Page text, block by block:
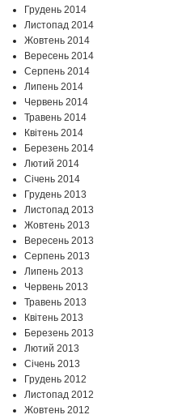
Грудень 2014
Листопад 2014
Жовтень 2014
Вересень 2014
Серпень 2014
Липень 2014
Червень 2014
Травень 2014
Квітень 2014
Березень 2014
Лютий 2014
Січень 2014
Грудень 2013
Листопад 2013
Жовтень 2013
Вересень 2013
Серпень 2013
Липень 2013
Червень 2013
Травень 2013
Квітень 2013
Березень 2013
Лютий 2013
Січень 2013
Грудень 2012
Листопад 2012
Жовтень 2012